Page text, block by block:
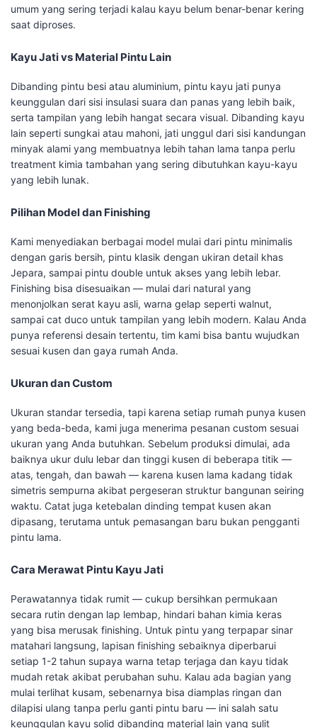
umum yang sering terjadi kalau kayu belum benar-benar kering
saat diproses.
Kayu Jati vs Material Pintu Lain
Dibanding pintu besi atau aluminium, pintu kayu jati punya
keunggulan dari sisi insulasi suara dan panas yang lebih baik,
serta tampilan yang lebih hangat secara visual. Dibanding kayu
lain seperti sungkai atau mahoni, jati unggul dari sisi kandungan
minyak alami yang membuatnya lebih tahan lama tanpa perlu
treatment kimia tambahan yang sering dibutuhkan kayu-kayu
yang lebih lunak.
Pilihan Model dan Finishing
Kami menyediakan berbagai model mulai dari pintu minimalis
dengan garis bersih, pintu klasik dengan ukiran detail khas
Jepara, sampai pintu double untuk akses yang lebih lebar.
Finishing bisa disesuaikan — mulai dari natural yang
menonjolkan serat kayu asli, warna gelap seperti walnut,
sampai cat duco untuk tampilan yang lebih modern. Kalau Anda
punya referensi desain tertentu, tim kami bisa bantu wujudkan
sesuai kusen dan gaya rumah Anda.
Ukuran dan Custom
Ukuran standar tersedia, tapi karena setiap rumah punya kusen
yang beda-beda, kami juga menerima pesanan custom sesuai
ukuran yang Anda butuhkan. Sebelum produksi dimulai, ada
baiknya ukur dulu lebar dan tinggi kusen di beberapa titik —
atas, tengah, dan bawah — karena kusen lama kadang tidak
simetris sempurna akibat pergeseran struktur bangunan seiring
waktu. Catat juga ketebalan dinding tempat kusen akan
dipasang, terutama untuk pemasangan baru bukan pengganti
pintu lama.
Cara Merawat Pintu Kayu Jati
Perawatannya tidak rumit — cukup bersihkan permukaan
secara rutin dengan lap lembap, hindari bahan kimia keras
yang bisa merusak finishing. Untuk pintu yang terpapar sinar
matahari langsung, lapisan finishing sebaiknya diperbarui
setiap 1-2 tahun supaya warna tetap terjaga dan kayu tidak
mudah retak akibat perubahan suhu. Kalau ada bagian yang
mulai terlihat kusam, sebenarnya bisa diamplas ringan dan
dilapisi ulang tanpa perlu ganti pintu baru — ini salah satu
keunggulan kayu solid dibanding material lain yang sulit